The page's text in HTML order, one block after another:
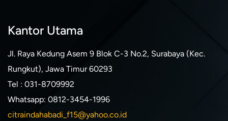
Kantor Utama
Jl. Raya Kedung Asem 9 Blok C-3 No.2, Surabaya (Kec.
Rungkut), Jawa Timur 60293
Tel : 031-8709992
Whatsapp: 0812-3454-1996
citraindahabadi_f15@yahoo.co.id